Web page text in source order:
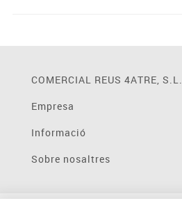
COMERCIAL REUS 4ATRE, S.L.
Empresa
Informació
Sobre nosaltres